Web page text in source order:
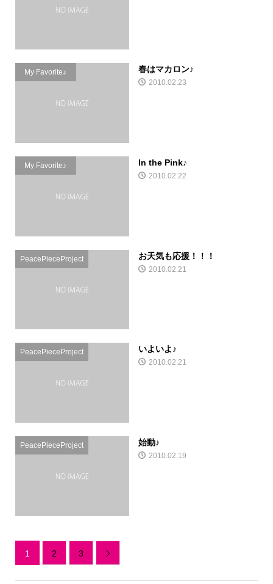
My Favorite♪ 春はマカロン♪
2010.02.23
My Favorite♪ In the Pink♪
2010.02.22
PeacePieceProject お天気も応援！！！
2010.02.21
PeacePieceProject いよいよ♪
2010.02.21
PeacePieceProject 始動♪
2010.02.19
1 2 3 